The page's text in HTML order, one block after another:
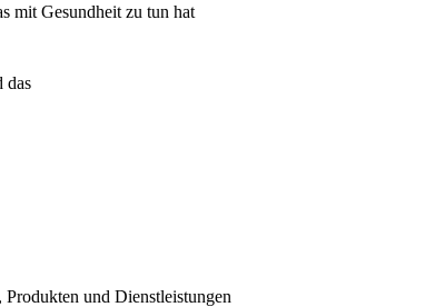
mit Gesundheit zu tun hat
das
und Dienstleistungen